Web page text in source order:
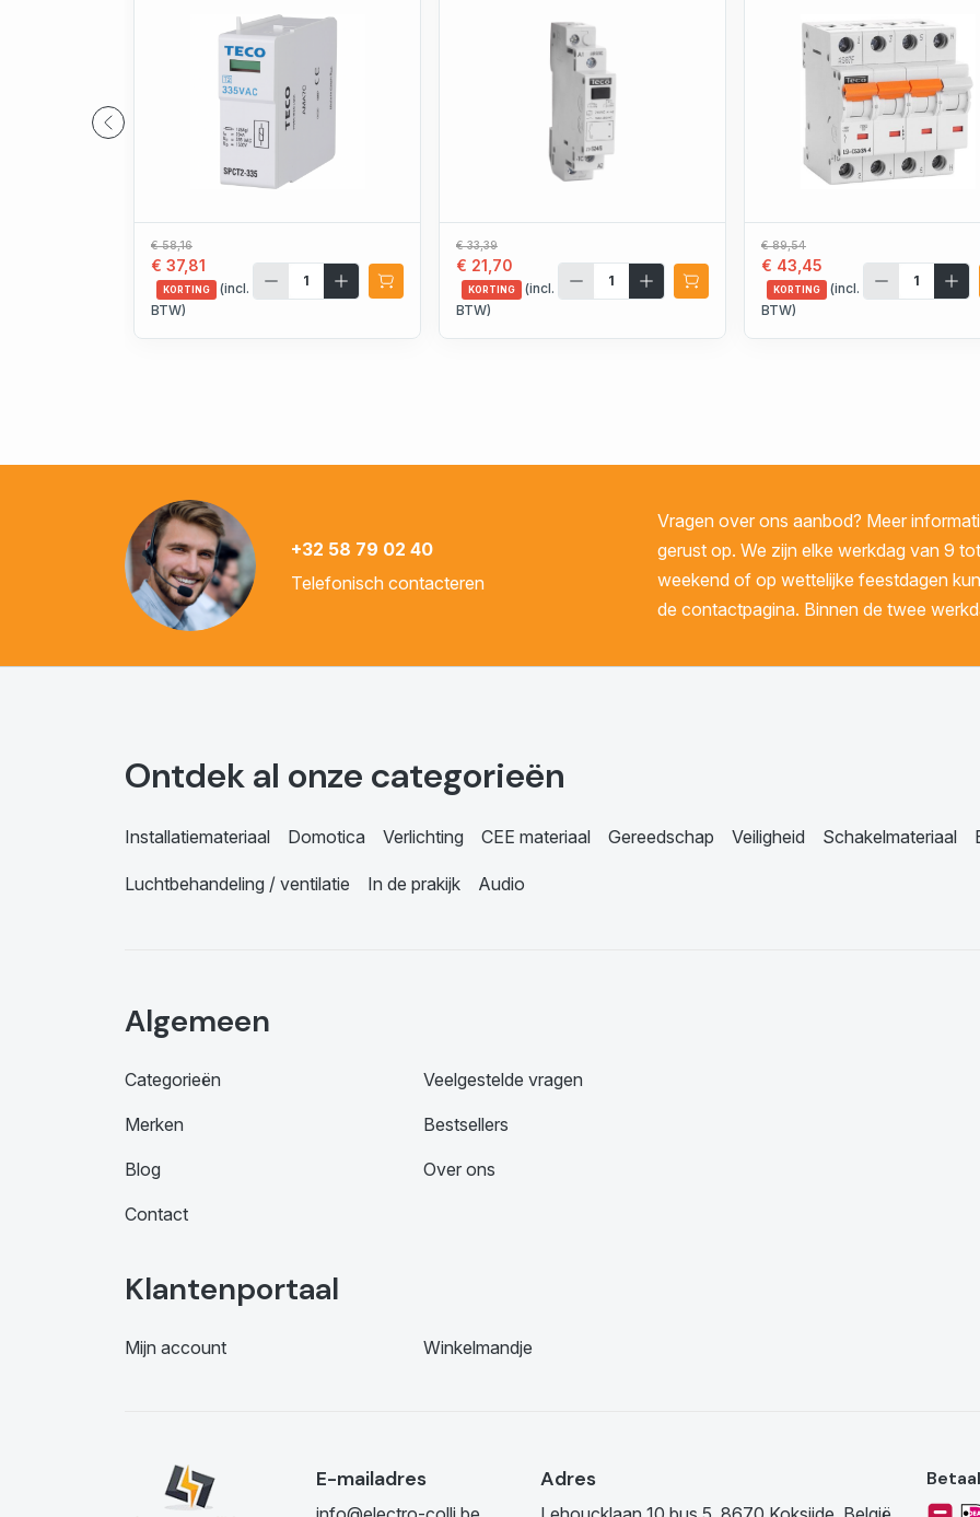
€ 58,16
€ 37,81
KORTING
(incl.
BTW)
€ 33,39
€ 21,70
KORTING
(incl.
BTW)
€ 89,54
€ 43,45
KORTING
(incl.
BTW)
+32 58 79 02 40
Telefonisch contacteren
Vragen over ons aanbod? Meer
gerust op. We zijn elke werkdag van 9
weekend of op wettelijke feestdagen
de contactpagina. Binnen de twee
Ontdek al onze categorieën
Installatiemateriaal Domotica Verlichting CEE materiaal Gereedschap Veiligheid Schakelmateriaal
Luchtbehandeling / ventilatie In de prakijk Audio
Algemeen
Categorieën Veelgestelde vragen
Merken Bestsellers
Blog Over ons
Contact
Klantenportaal
Mijn account Winkelmandje
E-mailadres Adres